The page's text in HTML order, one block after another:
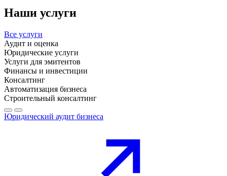
Наши услуги
Все услуги
Аудит и оценка
Юридические услуги
Услуги для эмитентов
Финансы и инвестиции
Консалтинг
Автоматизация бизнеса
Строительный консалтинг
Юридический аудит бизнеса